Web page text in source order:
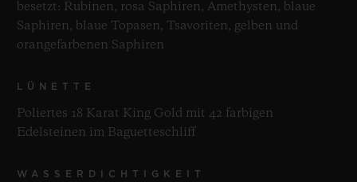
besetzt: Rubinen, rosa Saphiren, Amethysten, blaue
Saphiren, blaue Topasen, Tsavoriten, gelben und
orangefarbenen Saphiren
LÜNETTE
Poliertes 18 Karat King Gold mit 42 farbigen
Edelsteinen im Baguetteschliff
WASSERDICHTIGKEIT